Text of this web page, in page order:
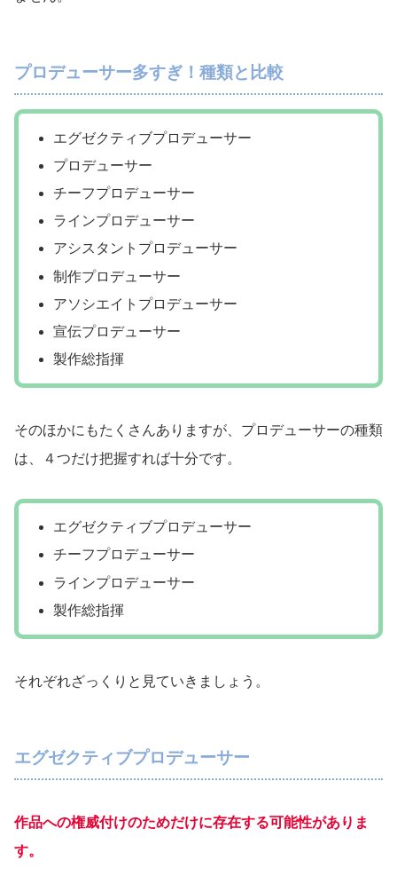
プロデューサー多すぎ！種類と比較
エグゼクティブプロデューサー
プロデューサー
チーフプロデューサー
ラインプロデューサー
アシスタントプロデューサー
制作プロデューサー
アソシエイトプロデューサー
宣伝プロデューサー
製作総指揮
そのほかにもたくさんありますが、プロデューサーの種類
は、４つだけ把握すれば十分です。
エグゼクティブプロデューサー
チーフプロデューサー
ラインプロデューサー
製作総指揮
それぞれざっくりと見ていきましょう。
エグゼクティブプロデューサー
作品への権威付けのためだけに存在する可能性がありま
す。